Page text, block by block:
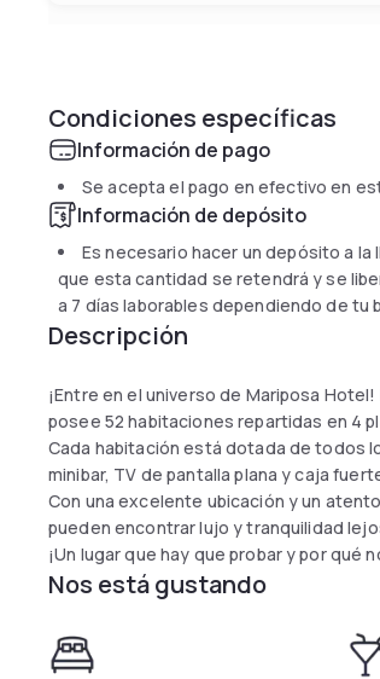
Condiciones específicas
Información de pago
Se acepta el pago en efectivo en
Información de depósito
Es necesario hacer un depósito a
que esta cantidad se retendrá y se
a 7 días laborables dependiendo de tu
Descripción
¡Entre en el universo de Mariposa
posee 52 habitaciones repartidas en 4
Cada habitación está dotada de todos
minibar, TV de pantalla plana y caja
Con una excelente ubicación y un
pueden encontrar lujo y tranquilidad
¡Un lugar que hay que probar y por qué
Nos está gustando